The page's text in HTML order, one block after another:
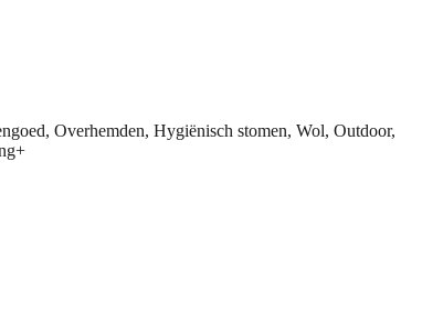
Overhemden, Hygiënisch stomen, Wol, Outdoor,